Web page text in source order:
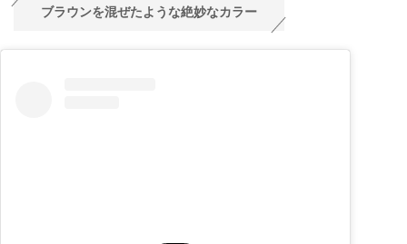
ブラウンを混ぜたような絶妙なカラー